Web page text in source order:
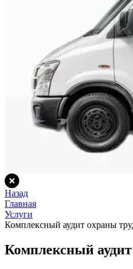
Назад
Главная
Услуги
Комплексный аудит охраны
Комплексный